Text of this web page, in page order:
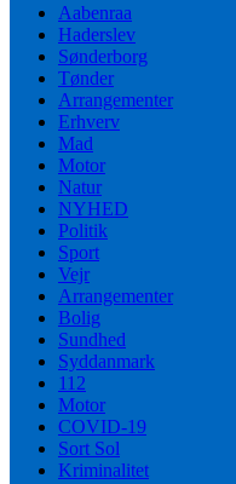
Aabenraa
Haderslev
Sønderborg
Tønder
Arrangementer
Erhverv
Mad
Motor
Natur
NYHED
Politik
Sport
Vejr
Arrangementer
Bolig
Sundhed
Syddanmark
112
Motor
COVID-19
Sort Sol
Kriminalitet